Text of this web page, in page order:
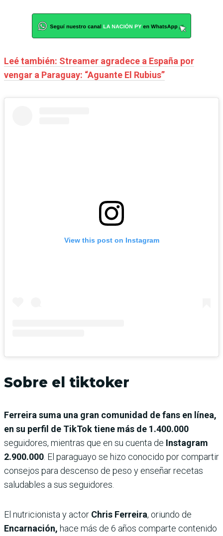
Leé también: Streamer agradece a España por
vengar a Paraguay: “Aguante El Rubius”
View this post on Instagram
Sobre el tiktoker
Ferreira suma una gran comunidad de fans en línea,
en su perfil de TikTok tiene más de 1.400.000
seguidores, mientras que en su cuenta de Instagram
2.900.000 . El paraguayo se hizo conocido por compartir
consejos para descenso de peso y enseñar recetas
saludables a sus seguidores.
El nutricionista y actor Chris Ferreira, oriundo de
Encarnación, hace más de 6 años comparte contenido